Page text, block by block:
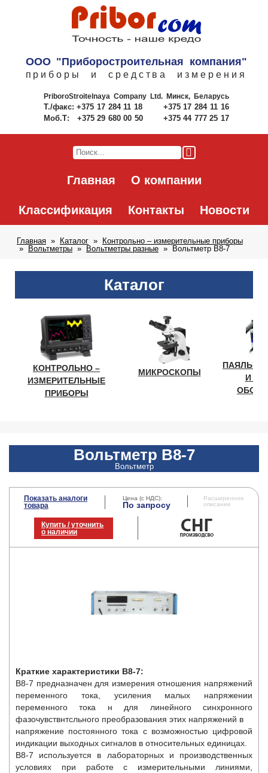
ООО "Приборостроительная компания"
приборы и средства измерения
PriboroStroitelnaya Company Ltd.Минск, Беларусь
Т./факс: +375 17 284 11 18
+375 17 284 11 16
Моб.Т:
+375 29 680 00 50 +375 44 777 25 17
Главная О компании
Классификация Контакты Новости
Главная Каталог
Контрольно – измерительные приборы
Вольтметры
Вольтметры разные Вольтметр В8-7
Каталог
КОНТРОЛЬНО –
ИЗМЕРИТЕЛЬНЫЕ
ПРИБОРЫ
МИКРОСКОПЫ
И
Вольтметр В8-7
Вольтметр
Показать аналоги
товара
Цена (с НДС):
По запросу
Расширенное
описание
Купить / уточнить
о наличии
Краткие характеристики В8-7:
В8-7 предназначен для измерения отношения напряжений
переменного тока, усиления малых напряжении
переменного тока н для линейного синхронного
фазочувствнтсльного преобразования этих напряжений в
напряжение постоянного тока с возможностью цифровой
индикации выходных сигналов в относительных единицах.
В8-7 используется в лабораторных и производственных
условиях при работе с измерительными линиями,